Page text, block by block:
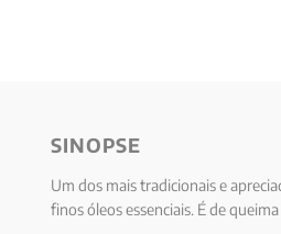
SINOPSE
Um dos mais tradicionais e
finos óleos essenciais. É de